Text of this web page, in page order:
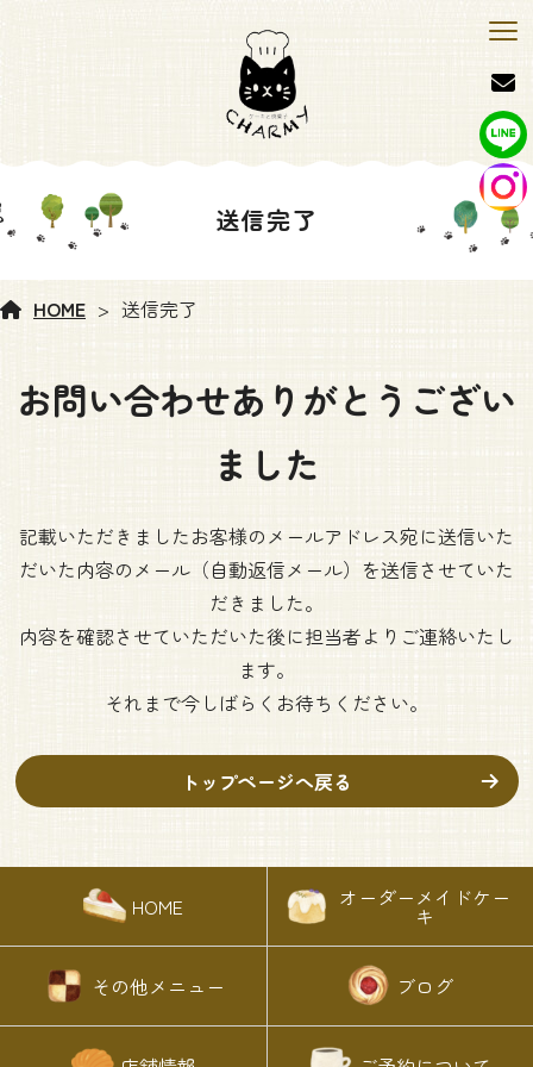
送信完了
HOME 送信完了
お問い合わせありがとうござい
ました
記載いただきましたお客様のメールアドレス宛に送信いた
だいた内容のメール（自動返信メール）を送信させていた
だきました。
内容を確認させていただいた後に担当者よりご連絡いたし
ます。
それまで今しばらくお待ちください。
トップページへ戻る
HOME オーダーメイドケー
キ
その他メニュー ブログ